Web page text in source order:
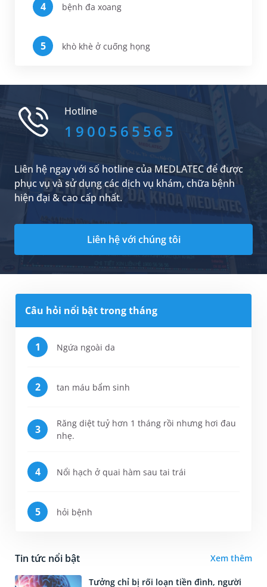
bệnh đa xoang
khò khè ở cuống họng
Hotline
1900565565
Liên hệ ngay với số hotline của MEDLATEC để được
phục vụ và sử dụng các dịch vụ khám, chữa bệnh
hiện đại & cao cấp nhất.
Liên hệ với chúng tôi
Câu hỏi nổi bật trong tháng
Ngứa ngoài da
tan máu bẩm sinh
Răng diệt tuỷ hơn 1 tháng rồi nhưng hơi đau
nhẹ.
Nổi hạch ở quai hàm sau tai trái
hỏi bệnh
Tin tức nổi bật Xem thêm
Tưởng chỉ bị rối loạn tiền đình, người